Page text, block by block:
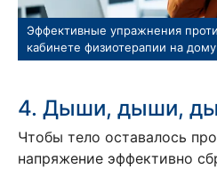
Эффективные упражнения
кабинете физиотерапии на
4. Дыши, дыши,
Чтобы тело оставалось
напряжение эффективно